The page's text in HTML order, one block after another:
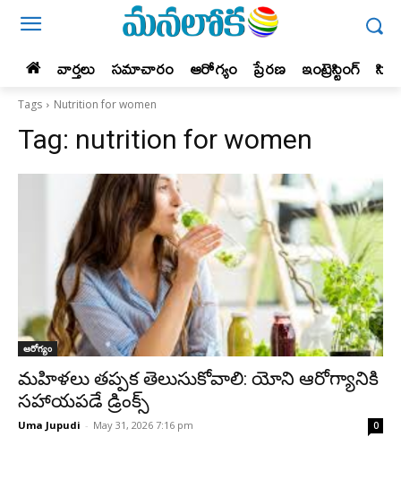
వార్తలు సమాచారం ఆరోగ్యం ప్రేర‌ణ‌ ఇంట్రెస్టింగ్‌
Tags Nutrition for women
Tag: nutrition for women
ఆరోగ్యం
మహిళలు తప్పక తెలుసుకోవాలి: యోని ఆరోగ్యానికి
సహాయపడే డ్రింక్స్
Uma Jupudi - May 31, 2026 7:16 pm 0